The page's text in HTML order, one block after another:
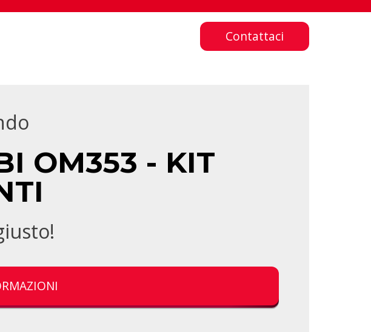
Contattaci
OM353 - KIT